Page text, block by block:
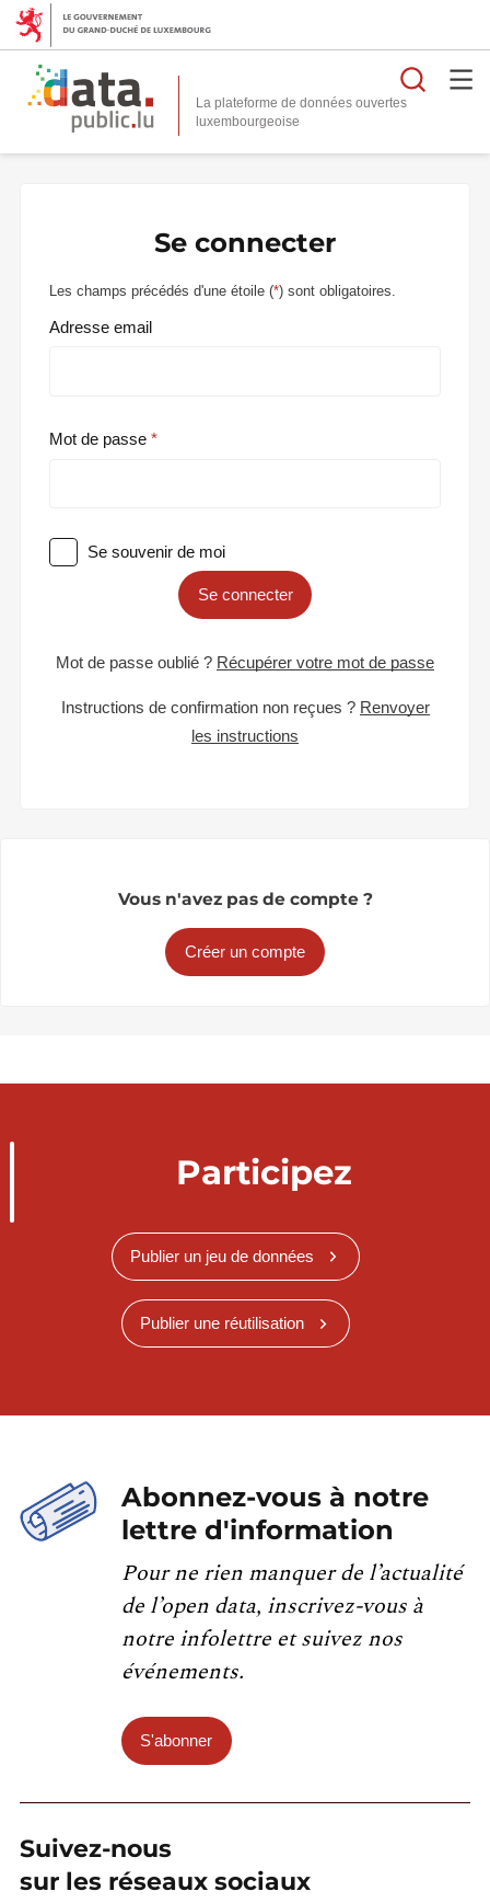
La plateforme de données ouvertes
Se connecter
Les champs précédés d'une étoile (*) sont obligatoires.
Adresse email
Mot de passe
Se souvenir de moi
Se connecter
Mot de passe oublié ? Récupérer votre mot de passe
Instructions de confirmation non reçues ? Renvoyer
les instructions
Vous n'avez pas de compte ?
Créer un compte
Participez
Publier un jeu de données
Publier une réutilisation
Abonnez-vous à notre
lettre d'information
Pour ne rien manquer de l’actualité
de l’open data, inscrivez-vous à
notre infolettre et suivez nos
événements.
S'abonner
Suivez-nous
sur les réseaux sociaux